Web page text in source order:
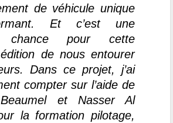
de véhicule unique
Et c’est une
chance pour cette
de nous entourer
Dans ce projet, j’ai
compter sur l’aide de
et Nasser Al
la formation pilotage,